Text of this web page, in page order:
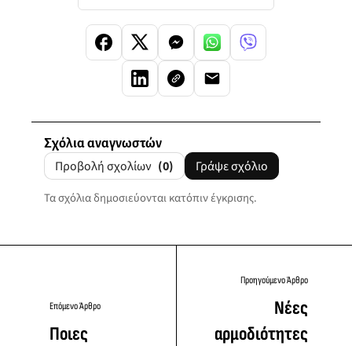
Σχόλια αναγνωστών
Προβολή σχολίων (0) Γράψε σχόλιο
Τα σχόλια δημοσιεύονται κατόπιν έγκρισης.
Επόμενο Άρθρο
Ποιες
Προηγούμενο Άρθρο
Νέες
αρμοδιότητες